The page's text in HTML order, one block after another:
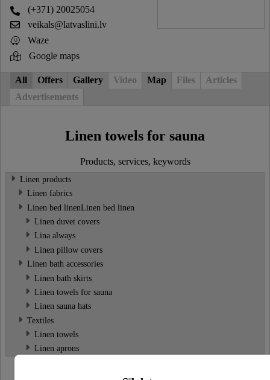
(+371) 20025054
veikals@latvaslini.lv
Waze
Google maps
All Offers Gallery Video Map Files
Articles
Advertisements
Linen towels for sauna
Products, services, keywords
Linen products
Linen fabrics
Linen bed linenLinen bed linen
Linen duvet covers
Lina always
Linen pillow covers
Linen bath accessories
Linen bath skirts
Linen towels for sauna
Linen sauna hats
Textiles
Linen towels
Linen aprons